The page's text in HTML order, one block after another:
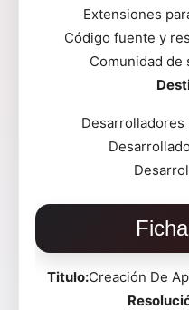
Extensiones
Código fuente y
Comunidad de
Titulo:Creación De